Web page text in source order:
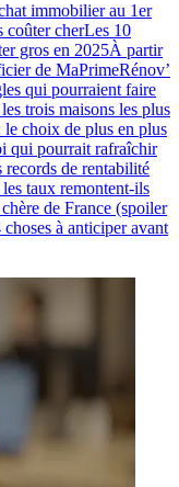
immobilier au 1er
coûter cherLes 10
gros en 2025À partir
de MaPrimeRénov’
qui pourraient faire
trois maisons les plus
choix de plus en plus
qui pourrait rafraîchir
de rentabilité
taux remontent-ils
de France (spoiler
à anticiper avant